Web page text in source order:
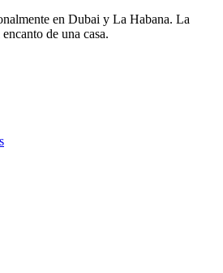
en Dubai y La Habana. La
de una casa.